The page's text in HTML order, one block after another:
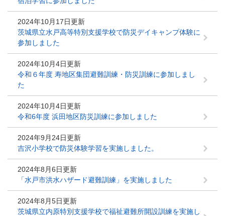
2024年10月17日更新
茨城県立水戸高等特別支援学校で防災デイキャンプ体験に
参加しました
2024年10月4日更新
令和６年度 寿地区集団避難訓練・防災訓練に参加しまし
た
2024年10月4日更新
令和6年度 浜田地区防災訓練に参加しました
2024年9月24日更新
吉沢小学校で防災体験学習を実施しました。
2024年8月6日更新
「水戸市洪水ハザード避難訓練」を実施しました
2024年8月5日更新
茨城県立内原特別支援学校で福祉避難所開設訓練を実施し